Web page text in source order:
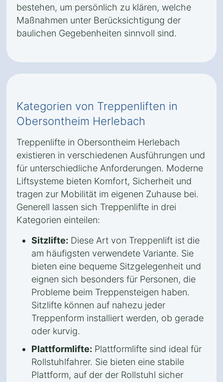
bestehen, um persönlich zu klären, welche
Maßnahmen unter Berücksichtigung der
baulichen Gegebenheiten sinnvoll sind.
Kategorien von Treppenliften in
Obersontheim Herlebach
Treppenlifte in Obersontheim Herlebach
existieren in verschiedenen Ausführungen und
für unterschiedliche Anforderungen. Moderne
Liftsysteme bieten Komfort, Sicherheit und
tragen zur Mobilität im eigenen Zuhause bei.
Generell lassen sich Treppenlifte in drei
Kategorien einteilen:
Sitzlifte: Diese Art von Treppenlift ist die
am häufigsten verwendete Variante. Sie
bieten eine bequeme Sitzgelegenheit und
eignen sich besonders für Personen, die
Probleme beim Treppensteigen haben.
Sitzlifte können auf nahezu jeder
Treppenform installiert werden, ob gerade
oder kurvig.
Plattformlifte: Plattformlifte sind ideal für
Rollstuhlfahrer. Sie bieten eine stabile
Plattform, auf der der Rollstuhl sicher